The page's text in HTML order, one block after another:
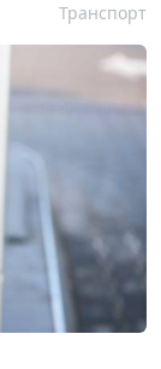
Транспорт